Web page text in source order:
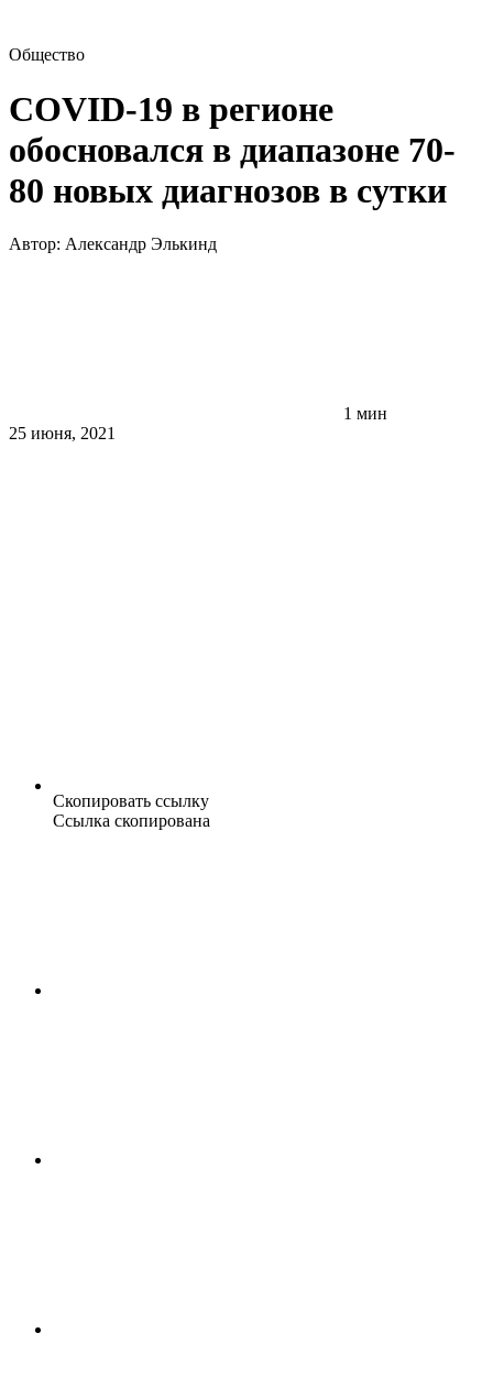
Общество
COVID-19 в регионе
обосновался в диапазоне 70-
80 новых диагнозов в сутки
Автор: Александр Элькинд
1 мин
25 июня, 2021
Скопировать ссылку
Ссылка скопирована